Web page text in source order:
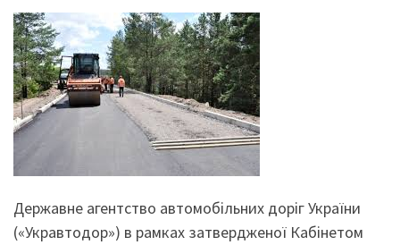
Державне агентство автомобільних доріг України
(«Укравтодор») в рамках затвердженої Кабінетом